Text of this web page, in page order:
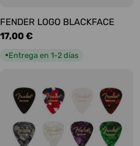
FENDER LOGO BLACKFACE
Precio
17,00 €
●Entrega en 1-2 días